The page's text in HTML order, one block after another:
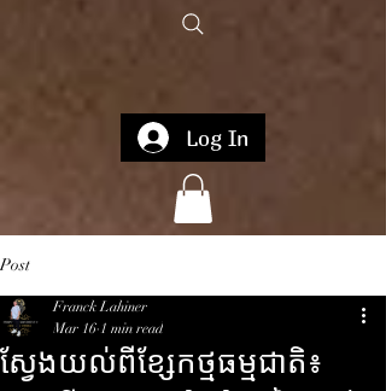
Log In
Post
ស្វែងយល់ពីខ្សែកថ្មធម្មជាតិ៖
Franck Lahiner
Mar 16 1 min read